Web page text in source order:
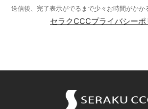
送信後、完了表示がでるまで少々お時間がかか
セラクCCCプライバシーポ